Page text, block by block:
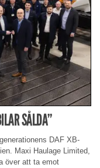
SÅLDA”
DAF XB-
Maxi Haulage Limited,
över att ta emot